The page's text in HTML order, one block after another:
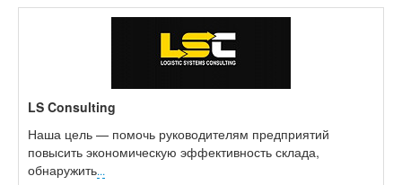
LS Consulting
Наша цель — помочь руководителям предприятий
повысить экономическую эффективность склада,
обнаружить...